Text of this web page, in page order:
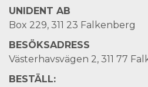
UNIDENT AB
Box 229, 311 23 Falkenberg
BESÖKSADRESS
Västerhavsvägen 2, 311 77
BESTÄLL: